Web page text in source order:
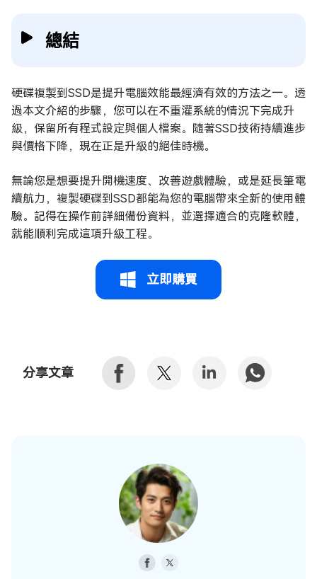
總結
硬碟複製到SSD是提升電腦效能最經濟有效的方法之一。透
過本文介紹的步驟，您可以在不重灌系統的情況下完成升
級，保留所有程式設定與個人檔案。隨著SSD技術持續進步
與價格下降，現在正是升級的絕佳時機。
無論您是想要提升開機速度、改善遊戲體驗，或是延長筆電
續航力，複製硬碟到SSD都能為您的電腦帶來全新的使用體
驗。記得在操作前詳細備份資料，並選擇適合的克隆軟體，
就能順利完成這項升級工程。
立即購買
分享文章